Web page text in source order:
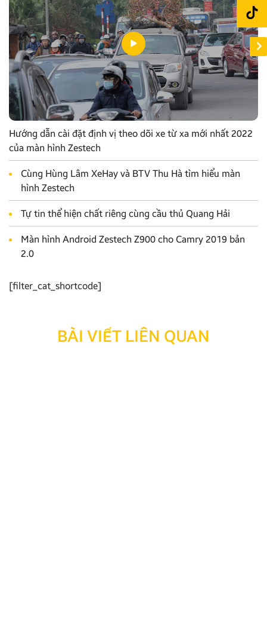
Hướng dẫn cài đặt định vị theo dõi xe từ xa mới nhất 2022
của màn hình Zestech
Cùng Hùng Lâm XeHay và BTV Thu Hà tìm hiểu màn
hình Zestech
Tự tin thể hiện chất riêng cùng cầu thủ Quang Hải
Màn hình Android Zestech Z900 cho Camry 2019 bản
2.0
[filter_cat_shortcode]
BÀI VIẾT LIÊN QUAN